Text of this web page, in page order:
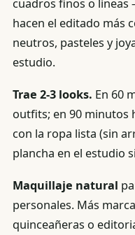
cuadros finos o
hacen el editado más
neutros, pasteles y
estudio.
Trae 2-3 looks. En 60
outfits; en 90 minutos
con la ropa lista (sin
plancha en el estudio
Maquillaje natural
personales. Más
quinceañeras o